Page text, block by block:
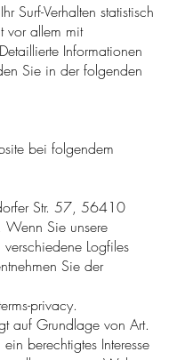
Surf-Verhalten statistisch
vor allem mit
Informationen
Sie in der folgenden
bei folgendem
Str. 57, 56410
Sie unsere
Logfiles
Sie der
privacy.
auf Grundlage von Art.
berechtigtes Interesse